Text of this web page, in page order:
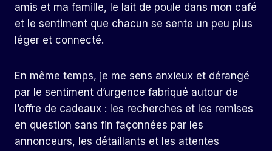
amis et ma famille, le lait de poule dans mon café
et le sentiment que chacun se sente un peu plus
léger et connecté.
En même temps, je me sens anxieux et dérangé
par le sentiment d’urgence fabriqué autour de
l’offre de cadeaux : les recherches et les remises
en question sans fin façonnées par les
annonceurs, les détaillants et les attentes